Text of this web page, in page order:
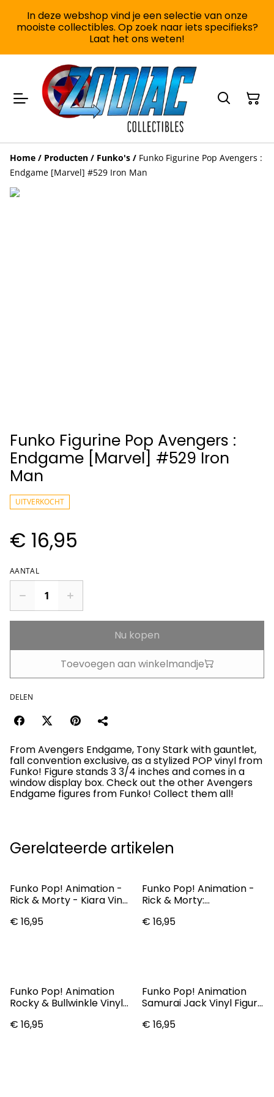
In deze webshop vind je een selectie van onze
mooiste collectibles. Op zoek naar iets specifieks?
Laat het ons weten!
Home / Producten / Funko's / Funko Figurine Pop Avengers :
Endgame [Marvel] #529 Iron Man
Funko Figurine Pop Avengers :
Endgame [Marvel] #529 Iron
Man
UITVERKOCHT
€ 16,95
AANTAL
Nu kopen
Toevoegen aan winkelmandje
DELEN
From Avengers Endgame, Tony Stark with gauntlet,
fall convention exclusive, as a stylized POP vinyl from
Funko! Figure stands 3 3/4 inches and comes in a
window display box. Check out the other Avengers
Endgame figures from Funko! Collect them all!
Gerelateerde artikelen
Funko Pop! Animation -
Rick & Morty - Kiara Vinyl
€ 16,95
Funko Pop! Animation -
Rick & Morty:
Figure
€ 16,95
Funko Pop! Animation
Rocky & Bullwinkle Vinyl
€ 16,95
Funko Pop! Animation
Samurai Jack Vinyl Figure
€ 16,95